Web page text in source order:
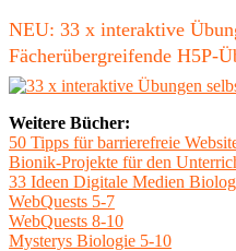
NEU: 33 x interaktive
Fächerübergreifende H5P-
Weitere Bücher:
50 Tipps für barrierefreie
Bionik-Projekte für den
33 Ideen Digitale Medien
WebQuests 5-7
WebQuests 8-10
Mysterys Biologie 5-10